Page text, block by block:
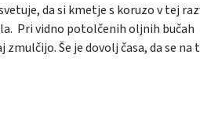
da si kmetje s koruzo v tej
Pri vidno potolčenih oljnih bučah
Še je dovolj časa, da se na